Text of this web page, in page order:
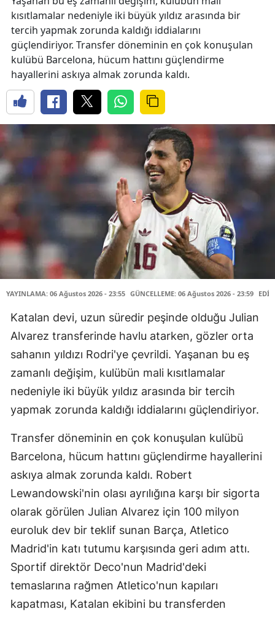
kısıtlamalar nedeniyle iki büyük yıldız arasında bir
tercih yapmak zorunda kaldığı iddialarını
güçlendiriyor. Transfer döneminin en çok konuşulan
kulübü Barcelona, hücum hattını güçlendirme
hayallerini askıya almak zorunda kaldı.
YAYINLAMA: 06 Ağustos 2026 - 23:55 GÜNCELLEME: 06 Ağustos 2026 - 23:59
Katalan devi, uzun süredir peşinde olduğu Julian
Alvarez transferinde havlu atarken, gözler orta
sahanın yıldızı Rodri'ye çevrildi. Yaşanan bu eş
zamanlı değişim, kulübün mali kısıtlamalar
nedeniyle iki büyük yıldız arasında bir tercih
yapmak zorunda kaldığı iddialarını güçlendiriyor.
Transfer döneminin en çok konuşulan kulübü
Barcelona, hücum hattını güçlendirme hayallerini
askıya almak zorunda kaldı. Robert
Lewandowski'nin olası ayrılığına karşı bir sigorta
olarak görülen Julian Alvarez için 100 milyon
euroluk dev bir teklif sunan Barça, Atletico
Madrid'in katı tutumu karşısında geri adım attı.
Sportif direktör Deco'nun Madrid'deki
temaslarına rağmen Atletico'nun kapıları
kapatması, Katalan ekibini bu transferden